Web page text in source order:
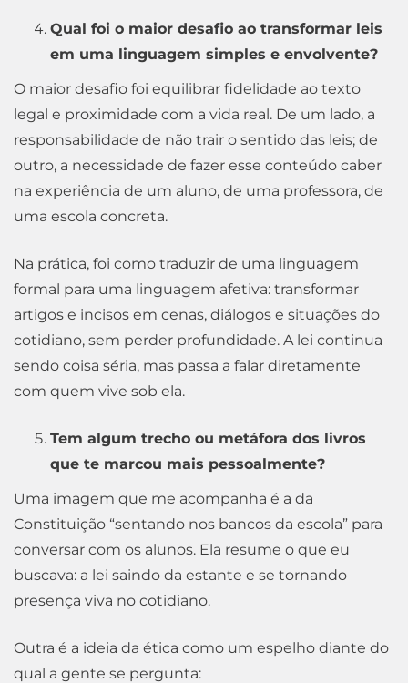
Qual foi o maior desafio ao transformar leis
em uma linguagem simples e envolvente?
O maior desafio foi equilibrar fidelidade ao texto
legal e proximidade com a vida real. De um lado, a
responsabilidade de não trair o sentido das leis; de
outro, a necessidade de fazer esse conteúdo caber
na experiência de um aluno, de uma professora, de
uma escola concreta.
Na prática, foi como traduzir de uma linguagem
formal para uma linguagem afetiva: transformar
artigos e incisos em cenas, diálogos e situações do
cotidiano, sem perder profundidade. A lei continua
sendo coisa séria, mas passa a falar diretamente
com quem vive sob ela.
Tem algum trecho ou metáfora dos livros
que te marcou mais pessoalmente?
Uma imagem que me acompanha é a da
Constituição “sentando nos bancos da escola” para
conversar com os alunos. Ela resume o que eu
buscava: a lei saindo da estante e se tornando
presença viva no cotidiano.
Outra é a ideia da ética como um espelho diante do
qual a gente se pergunta: